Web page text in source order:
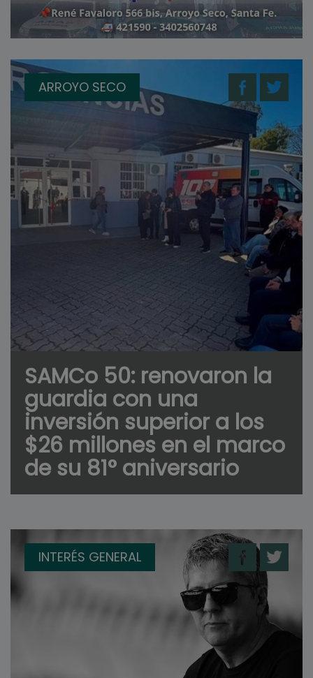
ARROYO SECO
SAMCo 50: renovaron la
guardia con una
inversión superior a los
$26 millones en el marco
de su 81° aniversario
INTERÉS GENERAL